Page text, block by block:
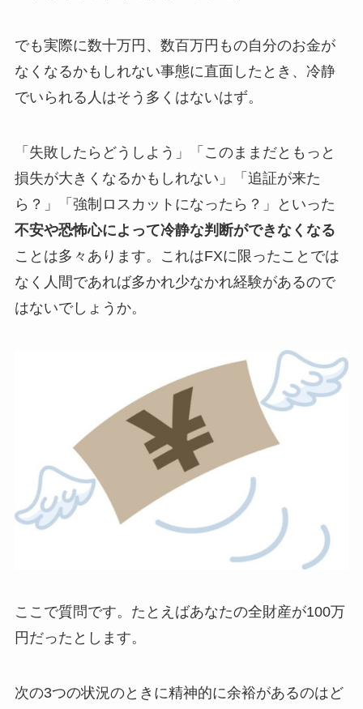
でも実際に数十万円、数百万円もの自分のお金が
なくなるかもしれない事態に直面したとき、冷静
でいられる人はそう多くはないはず。
「失敗したらどうしよう」「このままだともっと
損失が大きくなるかもしれない」「追証が来た
ら？」「強制ロスカットになったら？」といった
不安や恐怖心によって冷静な判断ができなくなる
ことは多々あります。これはFXに限ったことでは
なく人間であれば多かれ少なかれ経験があるので
はないでしょうか。
ここで質問です。たとえばあなたの全財産が100万
円だったとします。
次の3つの状況のときに精神的に余裕があるのはど